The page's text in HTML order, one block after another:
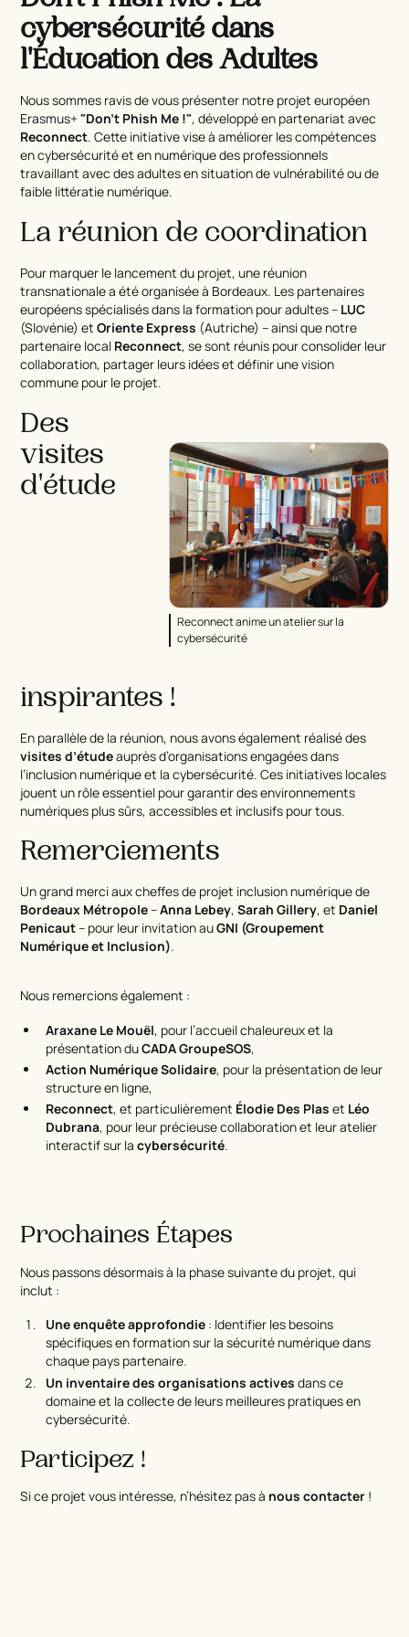
Prochaines Étapes
Participez !
cybersécurité dans
l'Éducation des Adultes
Nous sommes ravis de vous présenter notre projet européen
Erasmus+"Don't Phish Me !", développé en partenariat avec
Reconnect. Cette initiative vise à améliorer les compétences
en cybersécurité et en numérique des professionnels
travaillant avec des adultes en situation de vulnérabilité ou de
faible littératie numérique.
La réunion de coordination
Pour marquer le lancement du projet, une réunion
transnationale a été organisée à Bordeaux. Les partenaires
européens spécialisés dans la formation pour adultes – LUC
(Slovénie) etOriente Express (Autriche) – ainsi que notre
partenaire local Reconnect, se sont réunis pour consolider leur
collaboration, partager leurs idées et définir une vision
commune pour le projet.
Reconnect anime un atelier sur la
cybersécurité
Des
visites
d'étude
inspirantes !
En parallèle de la réunion, nous avons également réalisé des
visites d’étudeauprès d’organisations engagées dans
l’inclusion numérique et la cybersécurité. Ces initiatives locales
jouent un rôle essentiel pour garantir des environnements
numériques plus sûrs, accessibles et inclusifs pour tous.
Remerciements
Un grand merci aux cheffes de projet inclusion numérique de
Bordeaux Métropole–Anna Lebey,Sarah Gillery, et Daniel
Penicaut– pour leur invitation auGNI (Groupement
Numérique et Inclusion).
Nous remercions également :
Araxane Le Mouël, pour l’accueil chaleureux et la
présentation duCADA GroupeSOS,
Action Numérique Solidaire, pour la présentation de leur
structure en ligne,
Reconnect, et particulièrement Élodie Des Plas et Léo
Dubrana, pour leur précieuse collaboration et leur atelier
interactif sur lacybersécurité.
Prochaines Étapes
Nous passons désormais à la phase suivante du projet, qui
inclut :
Une enquête approfondie : Identifier les besoins
spécifiques en formation sur la sécurité numérique dans
chaque pays partenaire.
Un inventaire des organisations actives dans ce
domaine et la collecte de leurs meilleures pratiques en
cybersécurité.
Participez !
Si ce projet vous intéresse, n’hésitez pas à nous contacter !